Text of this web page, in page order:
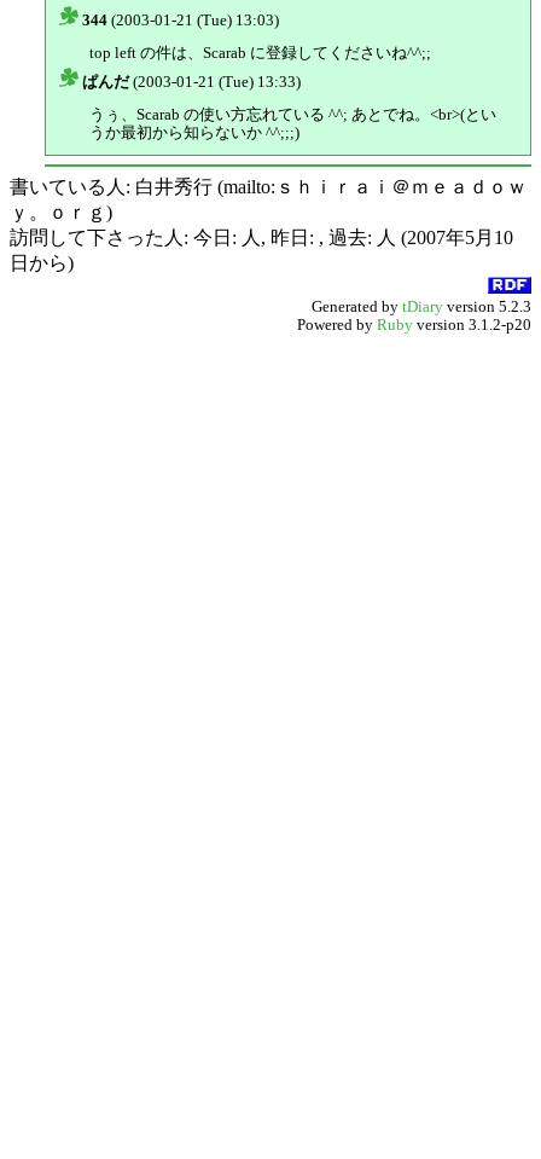
344 (2003-01-21 (Tue) 13:03)
top left の件は、Scarab に登録してくださいね^^;;
ぱんだ (2003-01-21 (Tue) 13:33)
うぅ、Scarab の使い方忘れている ^^; あとでね。<br>(とい
うか最初から知らないか ^^;;;)
書いている人: 白井秀行 (mailto:ｓｈｉｒａｉ＠ｍｅａｄｏｗ
ｙ。ｏｒｇ)
訪問して下さった人: 今日: 人, 昨日: , 過去: 人 (2007年5月10
日から)
Generated by tDiary version 5.2.3
Powered by Ruby version 3.1.2-p20